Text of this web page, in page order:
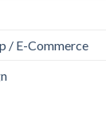
/ E-Commerce